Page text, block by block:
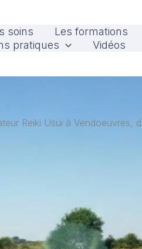
soins
Les formations
pratiques Vidéos
Reiki Usui à Vendoeuvres,